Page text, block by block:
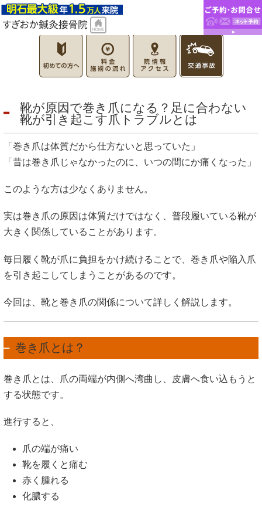
靴が原因で巻き爪になる？足に合わない
靴が引き起こす爪トラブルとは
「巻き爪は体質だから仕方ないと思っていた」
「昔は巻き爪じゃなかったのに、いつの間にか痛くなった」
このような方は少なくありません。
実は巻き爪の原因は体質だけではなく、普段履いている靴が
大きく関係していることがあります。
毎日履く靴が爪に負担をかけ続けることで、巻き爪や陥入爪
を引き起こしてしまうことがあるのです。
今回は、靴と巻き爪の関係について詳しく解説します。
巻き爪とは？
巻き爪とは、爪の両端が内側へ湾曲し、皮膚へ食い込もうと
する状態です。
進行すると、
爪の端が痛い
靴を履くと痛む
赤く腫れる
化膿する